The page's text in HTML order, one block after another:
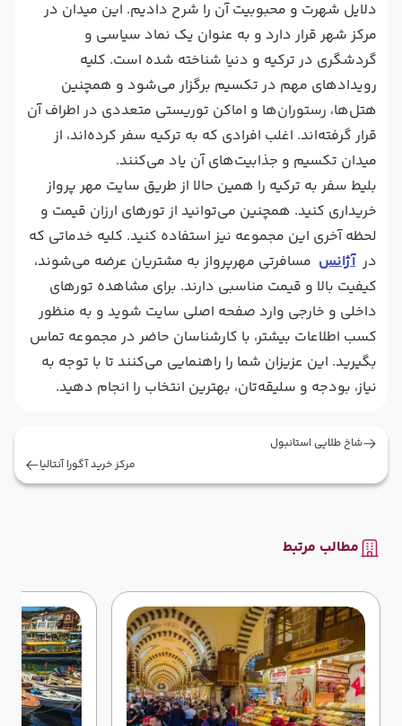
دلایل شهرت و محبوبیت آن را شرح دادیم. این میدان در
مرکز شهر قرار دارد و به عنوان یک نماد سیاسی و
گردشگری در ترکیه و دنیا شناخته شده است. کلیه
رویدادهای مهم در تکسیم برگزار می‌شود و همچنین
هتل‌ها، رستوران‌ها و اماکن توریستی متعددی در اطراف آن
قرار گرفته‌اند. اغلب افرادی که به ترکیه سفر کرده‌اند، از
میدان تکسیم و جذابیت‌های آن یاد می‌کنند.
بلیط سفر به ترکیه را همین حالا از طریق سایت مهر پرواز
خریداری کنید. همچنین می‌توانید از تورهای ارزان قیمت و
لحظه آخری این مجموعه نیز استفاده کنید. کلیه خدماتی که
در آژانس مسافرتی مهرپرواز به مشتریان عرضه می‌شوند،
کیفیت بالا و قیمت مناسبی دارند. برای مشاهده تورهای
داخلی و خارجی وارد صفحه اصلی سایت شوید و به منظور
کسب اطلاعات بیشتر، با کارشناسان حاضر در مجموعه تماس
بگیرید. این عزیزان شما را راهنمایی می‌کنند تا با توجه به
نیاز، بودجه و سلیقه‌تان، بهترین انتخاب را انجام دهید.
شاخ طلایی استانبول
مرکز خرید آگورا آنتالیا
مطالب مرتبط